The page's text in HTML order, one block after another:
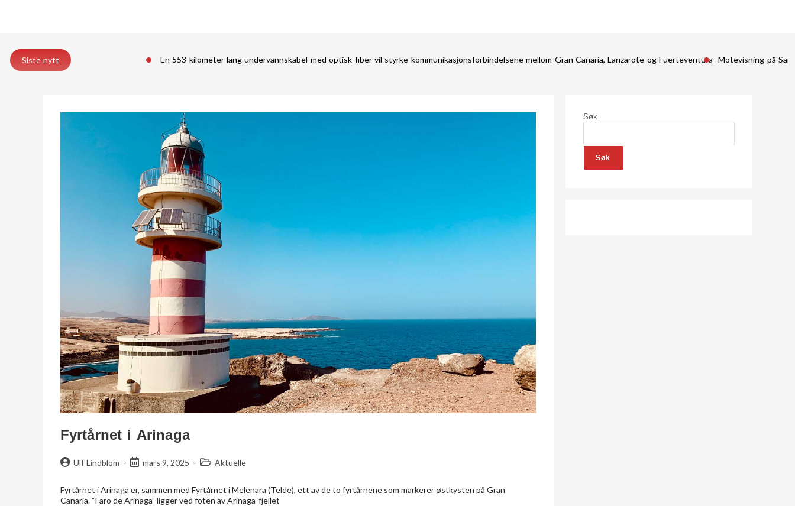
Siste nytt En 553 kilometer lang undervannskabel med optisk fiber vil styrke kommunikasjonsforbindelsene mellom Gran Canaria, Lanzarote og Fuerteventura Motevisning på
Fyrtårnet i Arinaga
Ulf Lindblom mars 9, 2025 Aktuelle
Fyrtårnet i Arinaga er, sammen med Fyrtårnet i Melenara (Telde), ett av de to fyrtårnene som markerer østkysten på Gran
Canaria. “Faro de Arinaga” ligger ved foten av Arinaga-fjellet
Søk
Søk